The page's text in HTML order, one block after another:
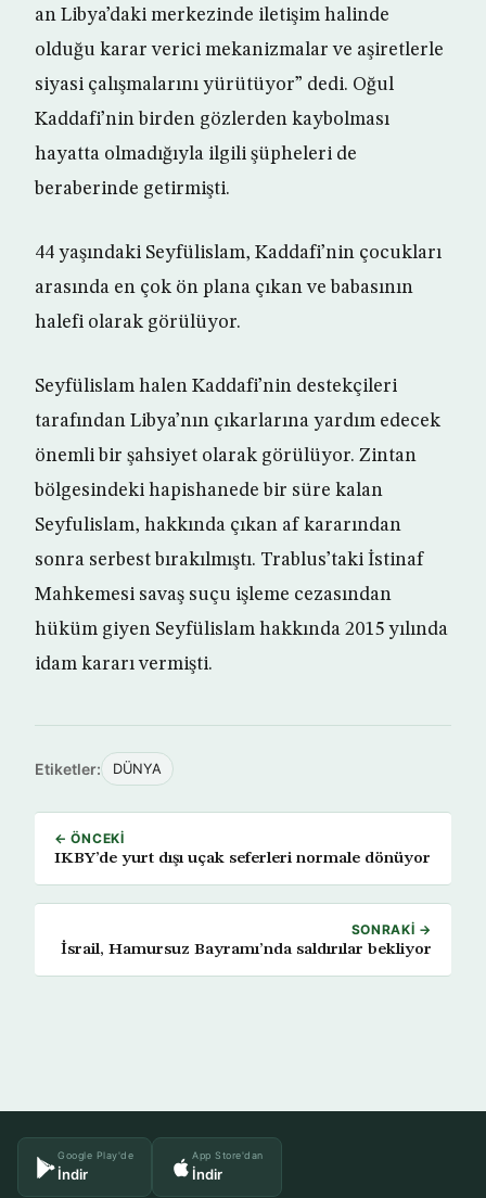
an Libya’daki merkezinde iletişim halinde
olduğu karar verici mekanizmalar ve aşiretlerle
siyasi çalışmalarını yürütüyor” dedi. Oğul
Kaddafi’nin birden gözlerden kaybolması
hayatta olmadığıyla ilgili şüpheleri de
beraberinde getirmişti.
44 yaşındaki Seyfülislam, Kaddafi’nin çocukları
arasında en çok ön plana çıkan ve babasının
halefi olarak görülüyor.
Seyfülislam halen Kaddafi’nin destekçileri
tarafından Libya’nın çıkarlarına yardım edecek
önemli bir şahsiyet olarak görülüyor. Zintan
bölgesindeki hapishanede bir süre kalan
Seyfulislam, hakkında çıkan af kararından
sonra serbest bırakılmıştı. Trablus’taki İstinaf
Mahkemesi savaş suçu işleme cezasından
hüküm giyen Seyfülislam hakkında 2015 yılında
idam kararı vermişti.
Etiketler: DÜNYA
← ÖNCEKI
IKBY’de yurt dışı uçak seferleri normale dönüyor
SONRAKI →
İsrail, Hamursuz Bayramı’nda saldırılar bekliyor
Google Play'de
İndir
App Store'dan
İndir